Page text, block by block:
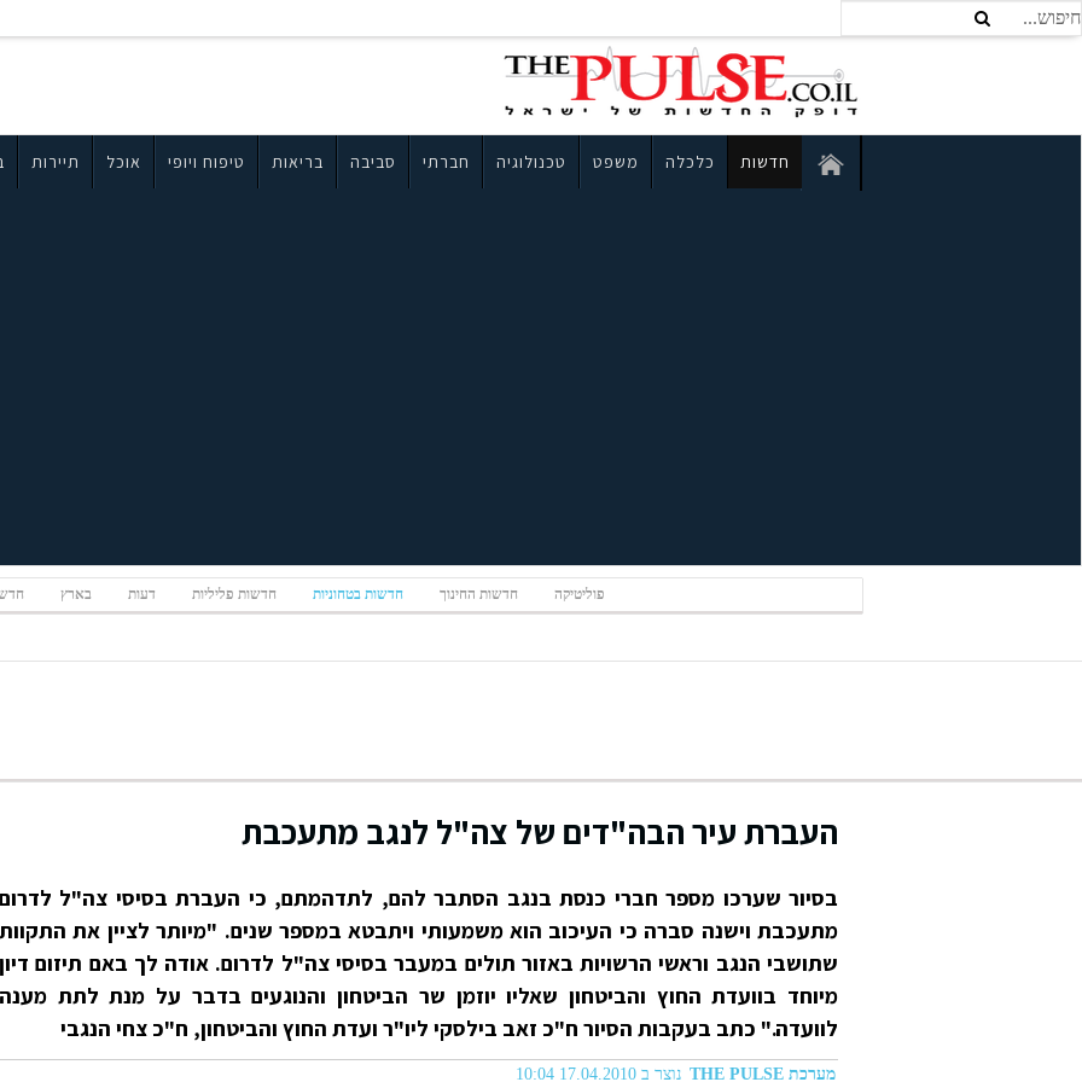
חדשות כלכלה משפט טכנולוגיה חברתי סביבה בריאות טיפוח ויופי אוכל תיירות
פוליטיקה חדשות החינוך חדשות בטחוניות חדשות פליליות דעות בארץ
העברת עיר הבה"דים של צה"ל לנגב מתעכבת
בסיור שערכו מספר חברי כנסת בנגב הסתבר להם, לתדהמתם, כי העברת בסיסי צה"ל לדרום
מתעכבת וישנה סברה כי העיכוב הוא משמעותי ויתבטא במספר שנים. "מיותר לציין את התקוות
שתושבי הנגב וראשי הרשויות באזור תולים במעבר בסיסי צה"ל לדרום. אודה לך באם תיזום דיון
מיוחד בוועדת החוץ והביטחון שאליו יוזמן שר הביטחון והנוגעים בדבר על מנת לתת מענה
לוועדה." כתב בעקבות הסיור ח"כ זאב בילסקי ליו"ר ועדת החוץ והביטחון, ח"כ צחי הנגבי
מערכת THE PULSE נוצר ב 17.04.2010 10:04